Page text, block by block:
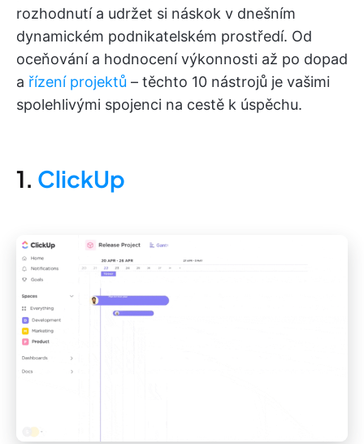
rozhodnutí a udržet si náskok v dnešním
dynamickém podnikatelském prostředí. Od
oceňování a hodnocení výkonnosti až po dopad
a řízení projektů – těchto 10 nástrojů je vašimi
spolehlivými spojenci na cestě k úspěchu.
1. ClickUp